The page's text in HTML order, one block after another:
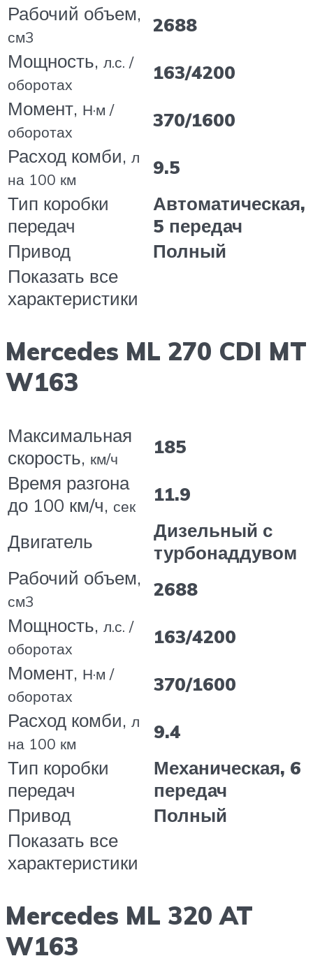
Рабочий объем,
см3
2688
Мощность, л.с. /
оборотах
163/4200
Момент, Н·м /
оборотах
370/1600
Расход комби, л
на 100 км
9.5
Тип коробки
передач
Автоматическая,
5 передач
Привод
Полный
Показать все
характеристики
Mercedes ML 270 CDI MT
W163
Максимальная
скорость, км/ч
185
Время разгона
до 100 км/ч, сек
11.9
Двигатель
Дизельный с
турбонаддувом
Рабочий объем,
см3
2688
Мощность, л.с. /
оборотах
163/4200
Момент, Н·м /
оборотах
370/1600
Расход комби, л
на 100 км
9.4
Тип коробки
передач
Механическая, 6
передач
Привод
Полный
Показать все
характеристики
Mercedes ML 320 AT
W163